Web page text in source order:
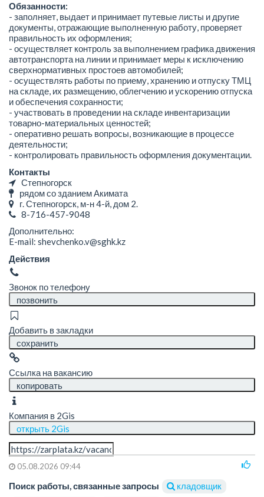
Обязанности:
- заполняет, выдает и принимает путевые листы и другие
документы, отражающие выполненную работу, проверяет
правильность их оформления;
- осуществляет контроль за выполнением графика движения
автотранспорта на линии и принимает меры к исключению
сверхнормативных простоев автомобилей;
- осуществлять работы по приему, хранению и отпуску ТМЦ
на складе, их размещению, облегчению и ускорению отпуска
и обеспечения сохранности;
- участвовать в проведении на складе инвентаризации
товарно-материальных ценностей;
- оперативно решать вопросы, возникающие в процессе
деятельности;
- контролировать правильность оформления документации.
Контакты
Степногорск
рядом со зданием Акимата
г. Степногорск, м-н ​4-й, дом 2.
8-716-457-9048
Дополнительно:
E-mail: shevchenko.v@sghk.kz
Действия
Звонок по телефону
позвонить
Добавить в закладки
сохранить
Ссылка на вакансию
копировать
Компания в 2Gis
открыть 2Gis
05.08.2026 09:44
Поиск работы, связанные запросы
кладовщик